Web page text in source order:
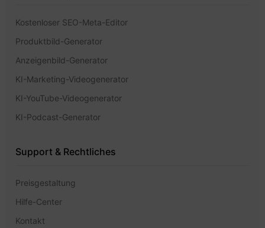
Kostenloser SEO-Meta-Editor
Produktbild-Generator
Anzeigenbild-Generator
KI-Marketing-Videogenerator
KI-YouTube-Videogenerator
KI-Podcast-Generator
Support & Rechtliches
Preisgestaltung
Hilfe-Center
Kontakt